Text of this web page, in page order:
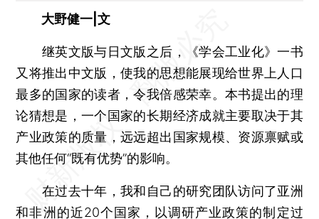
大野健一|文
继英文版与日文版之后，《学会工业化》一书
又将推出中文版，使我的思想能展现给世界上人口
最多的国家的读者，令我倍感荣幸。本书提出的理
论猜想是，一个国家的长期经济成就主要取决于其
产业政策的质量，远远超出国家规模、资源禀赋或
其他任何“既有优势”的影响。
在过去十年，我和自己的研究团队访问了亚洲
和非洲的近20个国家，以调研产业政策的制定过